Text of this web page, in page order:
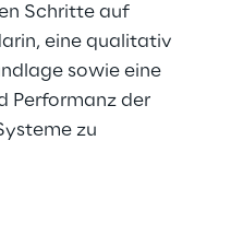
Schritte auf
eine qualitativ
sowie eine
Performanz der
zu